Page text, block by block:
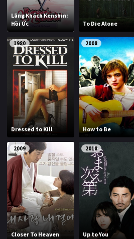
Lãng Khách Kenshin:
Hồi Ức
To Die Alone
1980
Dressed to Kill
2008
How to Be
2009
Closer To Heaven
2018
Up to You